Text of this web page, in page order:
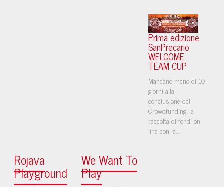
Prima edizione
SanPrecario
WELCOME
TEAM CUP
Mancano meno di 10
giorni alla
conclusione del
Crowdfunding, la
raccolta di fondi on-
line con la...
Rojava
Playground
We Want To
Play